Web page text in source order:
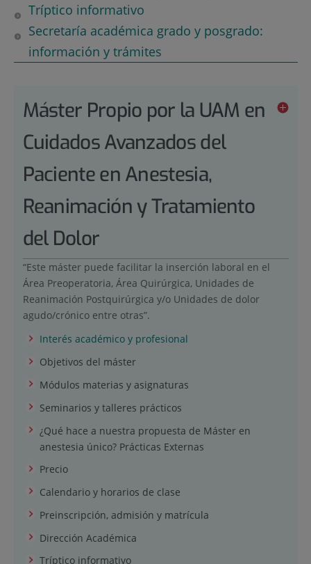
Tríptico informativo
Secretaría académica grado y posgrado:
información y trámites
Máster Propio por la UAM en
Cuidados Avanzados del
Paciente en Anestesia,
Reanimación y Tratamiento
del Dolor
“Este máster puede facilitar la inserción laboral en el
Área Preoperatoria, Área Quirúrgica, Unidades de
Reanimación Postquirúrgica y/o Unidades de dolor
agudo/crónico entre otras”.
Interés académico y profesional
Objetivos del máster
Módulos materias y asignaturas
Seminarios y talleres prácticos
¿Qué hace a nuestra propuesta de Máster en
anestesia único? Prácticas Externas
Precio
Calendario y horarios de clase
Preinscripción, admisión y matrícula
Dirección Académica
Tríptico informativo